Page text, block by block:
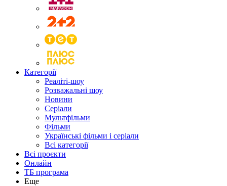
Категорії
Реаліті-шоу
Розважальні шоу
Новини
Серіали
Мультфільми
Фільми
Українські фільми і серіали
Всі категорії
Всі проєкти
Онлайн
ТБ програма
Еще